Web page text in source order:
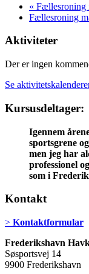
« Fællesroning
Fællesroning
Aktiviteter
Der er ingen
Se
Kursusdeltager:
Igennem
sportsgrene
men jeg har
professionel
som i
Kontakt
> Kontaktformular
Frederikshavn
Søsportsvej 14
9900 Frederikshavn